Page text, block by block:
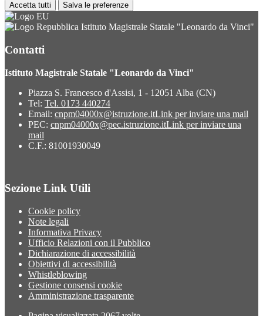
Accetta tutti Salva le preferenze
Istituto Magistrale Statale "Leonardo da Vinci"
Contatti
Istituto Magistrale Statale "Leonardo da Vinci"
Piazza S. Francesco d'Assisi, 1 - 12051 Alba (CN)
Tel: Tel. 0173 440274
Email: cnpm04000x@istruzione.itLink per inviare una mail
PEC: cnpm04000x@pec.istruzione.itLink per inviare una
mail
C.F.: 81001930049
Sezione Link Utili
Cookie policy
Note legali
Informativa Privacy
Ufficio Relazioni con il Pubblico
Dichiarazione di accessibilità
Obiettivi di accessibilità
Whistleblowing
Gestione consensi cookie
Amministrazione trasparente